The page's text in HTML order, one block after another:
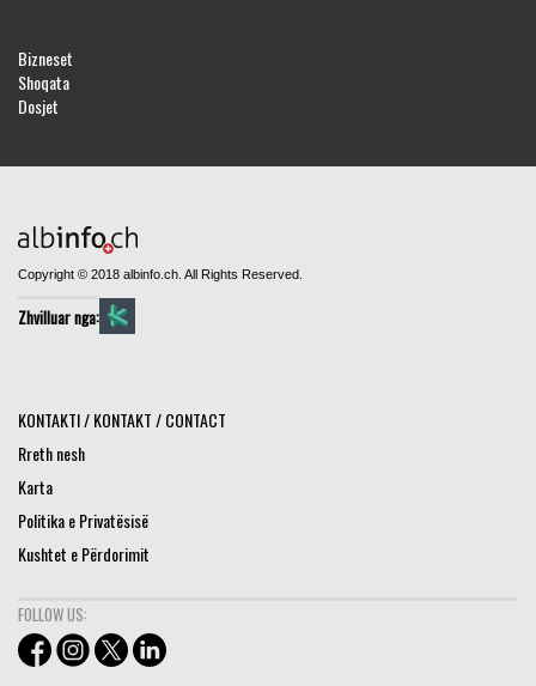
Bizneset
Shoqata
Dosjet
Copyright © 2018 albinfo.ch. All Rights Reserved.
Zhvilluar nga:
KONTAKTI / KONTAKT / CONTACT
Rreth nesh
Karta
Politika e Privatësisë
Kushtet e Përdorimit
FOLLOW US: